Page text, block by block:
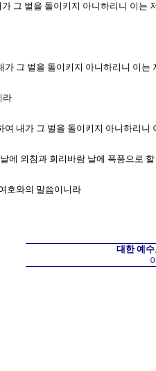
그 벌을 돌이키지 아니하리니 이는
그 벌을 돌이키지 아니하리니 이
라
내가 그 벌을 돌이키지 아니하리
에 외침과 회리바람 날에 폭풍으로 할
호와의 말씀이니라
대한 예수